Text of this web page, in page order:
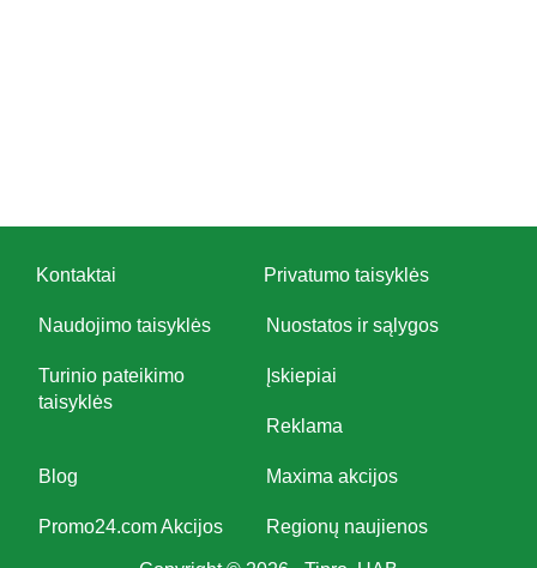
Kontaktai Privatumo taisyklės
Naudojimo taisyklės Nuostatos ir sąlygos
Turinio pateikimo
taisyklės
Įskiepiai
Reklama
Blog Maxima akcijos
Promo24.com Akcijos Regionų naujienos